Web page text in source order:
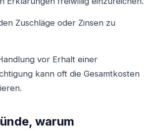
Zuschläge oder Zinsen zu
vor Erhalt einer
kann oft die Gesamtkosten
warum